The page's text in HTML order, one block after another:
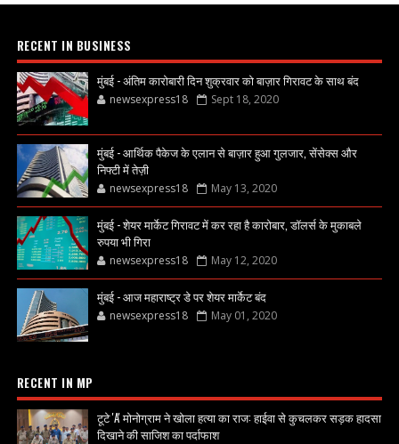
RECENT IN BUSINESS
मुंबई - अंतिम कारोबारी दिन शुक्रवार को बाज़ार गिरावट के साथ बंद
newsexpress18 Sept 18, 2020
मुंबई - आर्थिक पैकेज के एलान से बाज़ार हुआ गुलजार, सेंसेक्स और
निफ्टी में तेज़ी
newsexpress18 May 13, 2020
मुंबई - शेयर मार्केट गिरावट में कर रहा है कारोबार, डॉलर्स के मुकाबले
रुपया भी गिरा
newsexpress18 May 12, 2020
मुंबई - आज महाराष्ट्र डे पर शेयर मार्केट बंद
newsexpress18 May 01, 2020
RECENT IN MP
टूटे 'A' मोनोग्राम ने खोला हत्या का राज: हाईवा से कुचलकर सड़क हादसा
दिखाने की साजिश का पर्दाफाश